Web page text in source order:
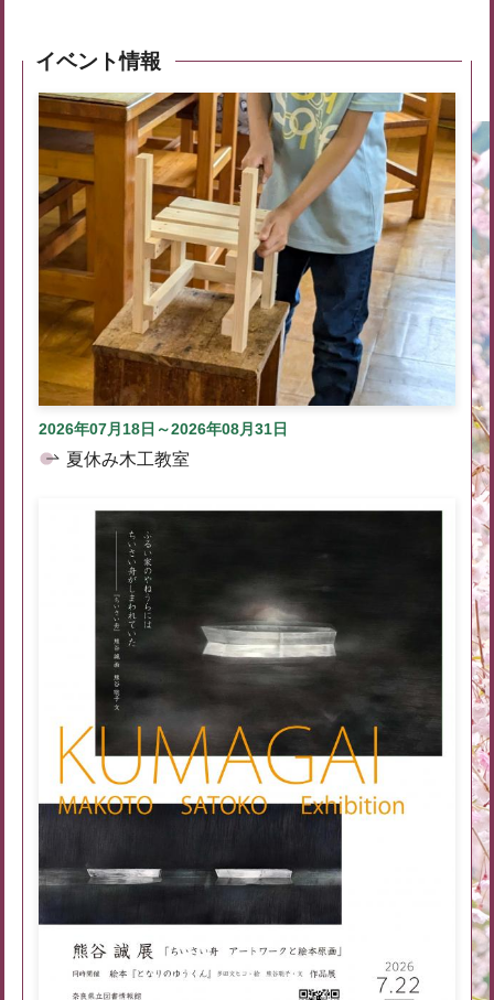
イベント情報
2026年07月18日～2026年08月31日
夏休み木工教室